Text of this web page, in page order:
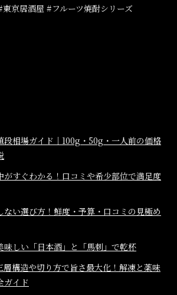
京居酒屋 #フルーツ焼酎シリーズ
段相場ガイド｜100g・50g・一人前の価格
がすぐわかる！口コミや希少部位で満足度
ない選び方！鮮度・予算・口コミの見極め
味しい「日本酒」と「馬刺」で乾杯
層構造や切り方で旨さ最大化！解凍と薬味
ガイド